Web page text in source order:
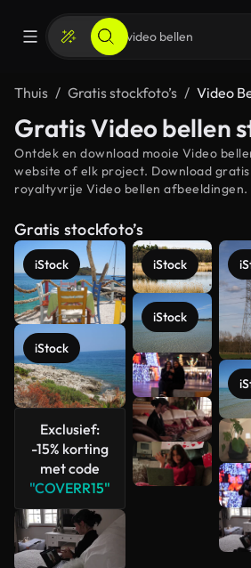
Thuis Gratis stockfoto’s Video
Gratis Video bellen
Ontdek en download mooie Video
website of elk project. Download
royaltyvrije Video bellen afbeeldingen.
Gratis stockfoto’s
iStock
iStock
Exclusief:
-15% korting
met code
"COVERR15"
iStock
iStock